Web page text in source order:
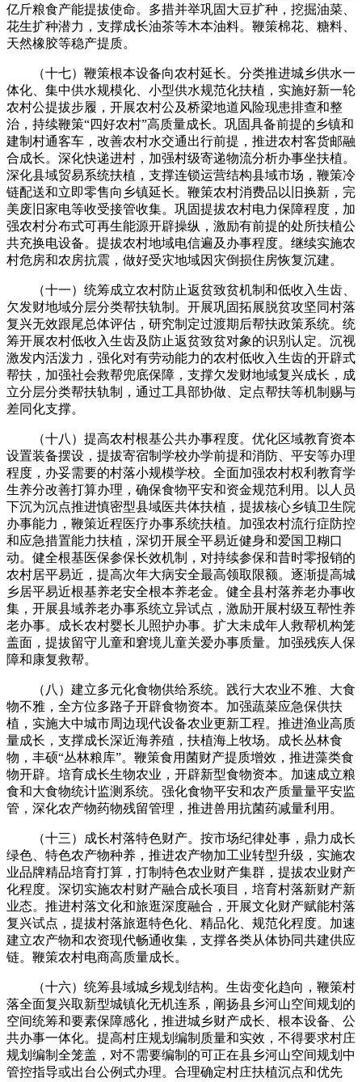
亿斤粮食产能提拔使命。多措并举巩固大豆扩种，挖掘油菜、
花生扩种潜力，支撑成长油茶等木本油料。鞭策棉花、糖料、
天然橡胶等稳产提质。
（十七）鞭策根本设备向农村延长。分类推进城乡供水一
体化、集中供水规模化、小型供水规范化扶植，实施好新一轮
农村公提拔步履，开展农村公及桥梁地道风险现患排查和整
治，持续鞭策“四好农村”高质量成长。巩固具备前提的乡镇和
建制村通客车，改善农村水交通出行前提，推进农村客货邮融
合成长。深化快递进村，加强村级寄递物流分析办事坐扶植。
深化县域贸易系统扶植，支撑连锁运营结构县域市场，鞭策冷
链配送和立即零售向乡镇延长。鞭策农村消费品以旧换新，完
美废旧家电等收受接管收集。巩固提拔农村电力保障程度，加
强农村分布式可再生能源开辟操纵，激励有前提的处所扶植公
共充换电设备。提拔农村地域电信遍及办事程度。继续实施农
村危房和农房抗震，做好受灾地域因灾倒损住房恢复沉建。
（十一）统筹成立农村防止返贫致贫机制和低收入生齿、
欠发财地域分层分类帮扶轨制。开展巩固拓展脱贫攻坚同村落
复兴无效跟尾总体评估，研究制定过渡期后帮扶政策系统。统
筹开展农村低收入生齿及防止返贫致贫对象的识别认定。沉视
激发内活泼力，强化对有劳动能力的农村低收入生齿的开辟式
帮扶，加强社会救帮兜底保障，支撑欠发财地域复兴成长，成
立分层分类帮扶轨制，通过工具部协做、定点帮扶等机制赐与
差同化支撑。
（十八）提高农村根基公共办事程度。优化区域教育资本
设置装备摆设，提拔寄宿制学校办学前提和消防、平安等办理
程度，办妥需要的村落小规模学校。全面加强农村权利教育学
生养分改善打算办理，确保食物平安和资金规范利用。以人员
下沉为沉点推进慎密型县域医共体扶植，提拔核心乡镇卫生院
办事能力，鞭策近程医疗办事系统扶植。加强农村流行症防控
和应急措置能力扶植，深切开展全平易近健身和爱国卫糊口
动。健全根基医保参保长效机制，对持续参保和昔时零报销的
农村居平易近，提高次年大病安全最高领取限额。逐渐提高城
乡居平易近根基养老安全根本养老金。健全县村落养老办事收
集，开展县域养老办事系统立异试点，激励开展村级互帮性养
老办事。成长农村婴长儿照护办事。扩大未成年人救帮机构笼
盖面，提拔留守儿童和窘境儿童关爱办事质量。加强残疾人保
障和康复救帮。
（八）建立多元化食物供给系统。践行大农业不雅、大食
物不雅，全方位多路子开辟食物资本。加强蔬菜应急保供扶
植，实施大中城市周边现代设备农业更新工程。推进渔业高质
量成长，支撑成长深近海养殖，扶植海上牧场。成长丛林食
物，丰硕“丛林粮库”。鞭策食用菌财产提质增效，推进藻类食
物开辟。培育成长生物农业，开辟新型食物资本。加速成立粮
食和大食物统计监测系统。强化食物平安和农产质量量平安监
管，深化农产物药物残留管理，推进兽用抗菌药减量利用。
（十三）成长村落特色财产。按市场纪律处事，鼎力成长
绿色、特色农产物种养，推进农产物加工业转型升级，实施农
业品牌精品培育打算，打制特色农业财产集群，提拔农业财产
化程度。深切实施农村财产融合成长项目，培育村落新财产新
业态。推进村落文化和旅逛深度融合，开展文化财产赋能村落
复兴试点，提拔村落旅逛特色化、精品化、规范化程度。加速
建立农产物和农资现代畅通收集，支撑各类从体协同共建供应
链。鞭策农村电商高质量成长。
（十六）统筹县域城乡规划结构。生齿变化趋向，鞭策村
落全面复兴取新型城镇化无机连系，阐扬县乡河山空间规划的
空间统筹和要素保障感化，推进城乡财产成长、根本设备、公
共办事一体化。提高村庄规划编制质量和实效，不得要求村庄
规划编制全笼盖，对不需要编制的可正在县乡河山空间规划中
管控指导或出台公例式办理。合理确定村庄扶植沉点和优先